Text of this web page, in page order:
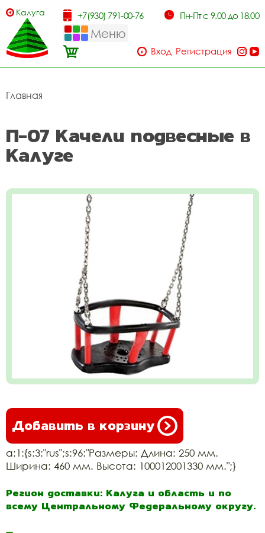
Калуга +7(930) 791-00-76 Пн-Пт с 9.00 до 18.00
Меню
Вход Регистрация
Главная
П-07 Качели подвесные в
Калуге
Добавить в корзину
a:1:{s:3:"rus";s:96:"Размеры: Длина: 250 мм.
Ширина: 460 мм. Высота: 100012001330 мм.";}
Регион доставки: Калуга и область и по
всему Центральному Федеральному округу.